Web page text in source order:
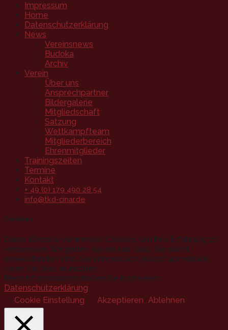
Impressum
Home
Datenschutzerklärung
News
Vereinsnews
Budoka
Archiv
Verein
Über uns
Ansprechpartner
Bildergalerie
Mitgliedschaft
Satzung
Wettkampfteam
Mitgliederbereich
Ehrenmitglieder
Trainingszeiten
Termine
Kontakt
+ 49 (0) 179 490 28 54
info@tkd-cinar.de
Cookies
Diese Website verwendet Cookies, um Ihre Erfahrung zu
verbessern. Wir gehen davon aus, dass Sie damit
einverstanden sind, Sie können sich jedoch abmelden,
wenn Sie dies wünschen.
Mehr Informationen finden Sie in unseren
Datenschutzerklärung
Cookie Einstellung
Akzeptieren Ablehnen